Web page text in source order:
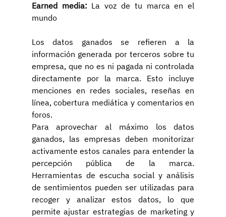
Earned media: La voz de tu marca en el
mundo
Los datos ganados se refieren a la
información generada por terceros sobre tu
empresa, que no es ni pagada ni controlada
directamente por la marca. Esto incluye
menciones en redes sociales, reseñas en
línea, cobertura mediática y comentarios en
foros.
Para aprovechar al máximo los datos
ganados, las empresas deben monitorizar
activamente estos canales para entender la
percepción pública de la marca.
Herramientas de escucha social y análisis
de sentimientos pueden ser utilizadas para
recoger y analizar estos datos, lo que
permite ajustar estrategias de marketing y